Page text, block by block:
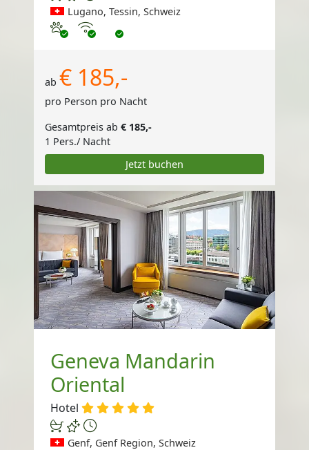
Lugano, Tessin, Schweiz
Haustiere erlaubt
Internet
ab € 185,-
pro Person pro Nacht
Gesamtpreis ab € 185,-
1 Pers./ Nacht
Jetzt buchen
Geneva Mandarin
Oriental
Hotel
Genf, Genf Region, Schweiz